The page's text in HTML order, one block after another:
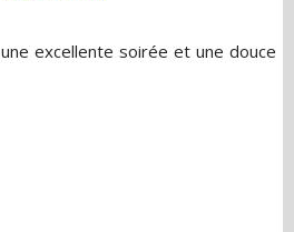
excellente soirée et une douce